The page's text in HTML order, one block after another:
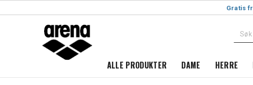
Gratis
ALLE PRODUKTER DAME HERRE